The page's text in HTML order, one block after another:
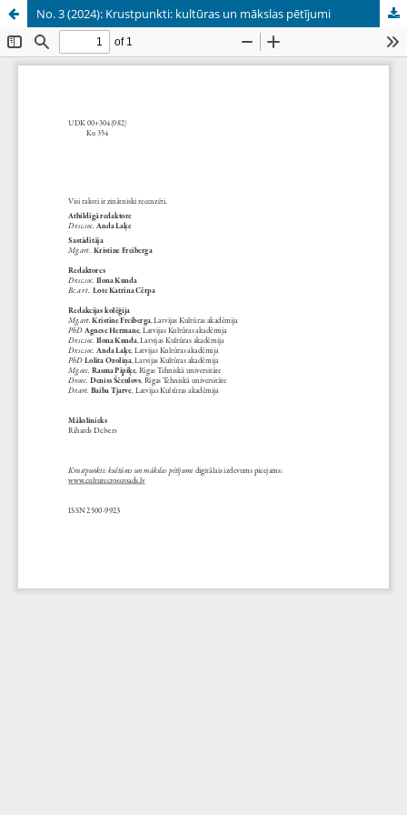
No. 3 (2024): Krustpunkti: kultūras un mākslas pētījumi